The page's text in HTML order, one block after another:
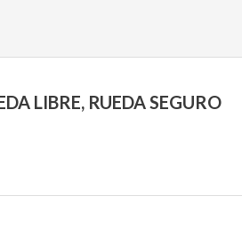
LIBRE, RUEDA SEGURO